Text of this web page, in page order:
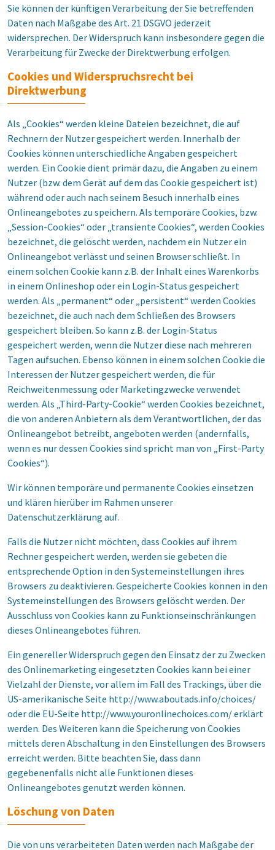
Sie können der künftigen Verarbeitung der Sie betreffenden
Daten nach Maßgabe des Art. 21 DSGVO jederzeit
widersprechen. Der Widerspruch kann insbesondere gegen die
Verarbeitung für Zwecke der Direktwerbung erfolgen.
Cookies und Widerspruchsrecht bei
Direktwerbung
Als „Cookies“ werden kleine Dateien bezeichnet, die auf
Rechnern der Nutzer gespeichert werden. Innerhalb der
Cookies können unterschiedliche Angaben gespeichert
werden. Ein Cookie dient primär dazu, die Angaben zu einem
Nutzer (bzw. dem Gerät auf dem das Cookie gespeichert ist)
während oder auch nach seinem Besuch innerhalb eines
Onlineangebotes zu speichern. Als temporäre Cookies, bzw.
„Session-Cookies“ oder „transiente Cookies“, werden Cookies
bezeichnet, die gelöscht werden, nachdem ein Nutzer ein
Onlineangebot verlässt und seinen Browser schließt. In
einem solchen Cookie kann z.B. der Inhalt eines Warenkorbs
in einem Onlineshop oder ein Login-Status gespeichert
werden. Als „permanent“ oder „persistent“ werden Cookies
bezeichnet, die auch nach dem Schließen des Browsers
gespeichert bleiben. So kann z.B. der Login-Status
gespeichert werden, wenn die Nutzer diese nach mehreren
Tagen aufsuchen. Ebenso können in einem solchen Cookie die
Interessen der Nutzer gespeichert werden, die für
Reichweitenmessung oder Marketingzwecke verwendet
werden. Als „Third-Party-Cookie“ werden Cookies bezeichnet,
die von anderen Anbietern als dem Verantwortlichen, der das
Onlineangebot betreibt, angeboten werden (andernfalls,
wenn es nur dessen Cookies sind spricht man von „First-Party
Cookies“).
Wir können temporäre und permanente Cookies einsetzen
und klären hierüber im Rahmen unserer
Datenschutzerklärung auf.
Falls die Nutzer nicht möchten, dass Cookies auf ihrem
Rechner gespeichert werden, werden sie gebeten die
entsprechende Option in den Systemeinstellungen ihres
Browsers zu deaktivieren. Gespeicherte Cookies können in den
Systemeinstellungen des Browsers gelöscht werden. Der
Ausschluss von Cookies kann zu Funktionseinschränkungen
dieses Onlineangebotes führen.
Ein genereller Widerspruch gegen den Einsatz der zu Zwecken
des Onlinemarketing eingesetzten Cookies kann bei einer
Vielzahl der Dienste, vor allem im Fall des Trackings, über die
US-amerikanische Seite http://www.aboutads.info/choices/
oder die EU-Seite http://www.youronlinechoices.com/ erklärt
werden. Des Weiteren kann die Speicherung von Cookies
mittels deren Abschaltung in den Einstellungen des Browsers
erreicht werden. Bitte beachten Sie, dass dann
gegebenenfalls nicht alle Funktionen dieses
Onlineangebotes genutzt werden können.
Löschung von Daten
Die von uns verarbeiteten Daten werden nach Maßgabe der